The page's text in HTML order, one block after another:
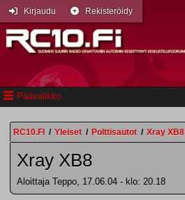
Päävalikko
Kirjaudu Rekisteröidy
RC10.FI / Yleiset / Polttisautot / Xray XB8
Xray XB8
Aloittaja Teppo, 17.06.04 - klo: 20.18